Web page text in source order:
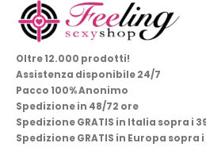
Oltre 12.000 prodotti!
Assistenza disponibile 24/7
Pacco 100% Anonimo
Spedizione in 48/72 ore
Spedizione GRATIS in Italia sopra i
Spedizione GRATIS in Europa sopra